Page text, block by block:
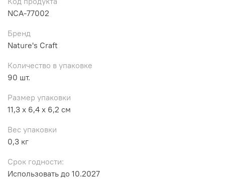
NCA-77002
Бренд
Nature's Craft
Количество в упаковке
90 шт.
Размер упаковки
11,3 x 6,4 x 6,2 см
Вес упаковки
0,3 кг
Срок годности:
Использовать до 10.2027